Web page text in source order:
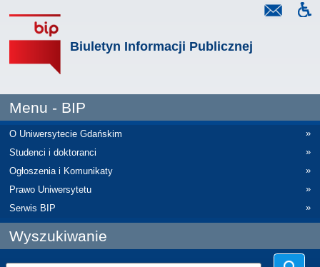
Biuletyn Informacji Publicznej
Menu - BIP
O Uniwersytecie Gdańskim
»
Studenci i doktoranci
»
Ogłoszenia i Komunikaty
»
Prawo Uniwersytetu
»
Serwis BIP
»
Wyszukiwanie